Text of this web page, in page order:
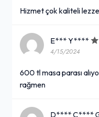
Hizmet çok kaliteli
E*** Y****
4/15/2024
600 tl masa parası
rağmen
D**** C****